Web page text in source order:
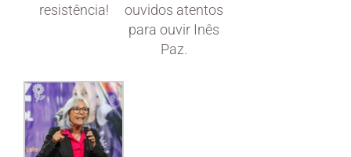
resistência!
ouvidos atentos
para ouvir Inês
Paz.